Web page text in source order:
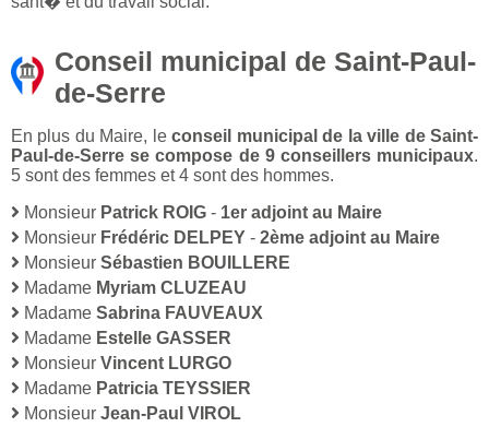
Conseil municipal de Saint-Paul-
de-Serre
En plus du Maire, leconseil municipal de la ville de Saint-
Paul-de-Serre se compose de 9 conseillers municipaux.
5 sont des femmes et 4 sont des hommes.
Monsieur Patrick ROIG - 1er adjoint au Maire
Monsieur Frédéric DELPEY - 2ème adjoint au Maire
Monsieur Sébastien BOUILLERE
Madame Myriam CLUZEAU
Madame Sabrina FAUVEAUX
Madame Estelle GASSER
Monsieur Vincent LURGO
Madame Patricia TEYSSIER
Monsieur Jean-Paul VIROL